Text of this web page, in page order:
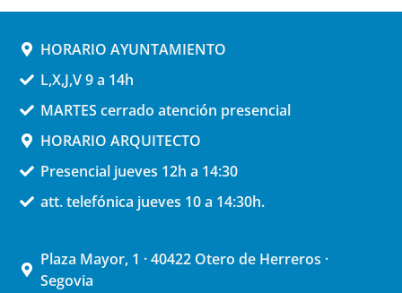
HORARIO AYUNTAMIENTO
L,X,J,V 9 a 14h
MARTES cerrado atención presencial
HORARIO ARQUITECTO
Presencial jueves 12h a 14:30
att. telefónica jueves 10 a 14:30h.
Plaza Mayor, 1 · 40422 Otero de Herreros ·
Segovia